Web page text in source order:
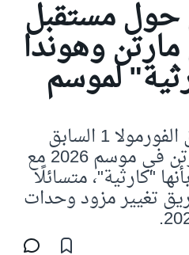
حول مستقبل
وهوندا
لموسم
وصف تيمو غلوك سائق الفورمولا 1 السابق
بداية فريق أستون مارتن في موسم 2026 مع
"كارثية"، متسائلًا
تغيير مزود وحدات